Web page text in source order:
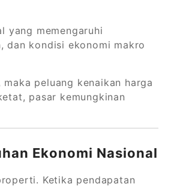
yang memengaruhi
dan kondisi ekonomi makro
peluang kenaikan harga
pasar kemungkinan
Ekonomi Nasional
Ketika pendapatan